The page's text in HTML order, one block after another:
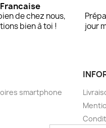
de chez nous,
bien à toi !
jour
smartphone